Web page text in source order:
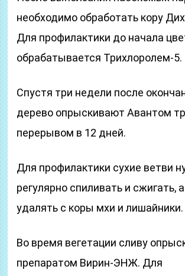
необходимо обработать кору
Для профилактики до начала
обрабатывается Трихлоролем-5.
Спустя три недели после
дерево опрыскивают Авантом
перерывом в 12 дней.
Для профилактики сухие ветви
регулярно спиливать и сжигать,
удалять с коры мхи и лишайники.
Во время вегетации сливу
препаратом Вирин-ЭНЖ. Для